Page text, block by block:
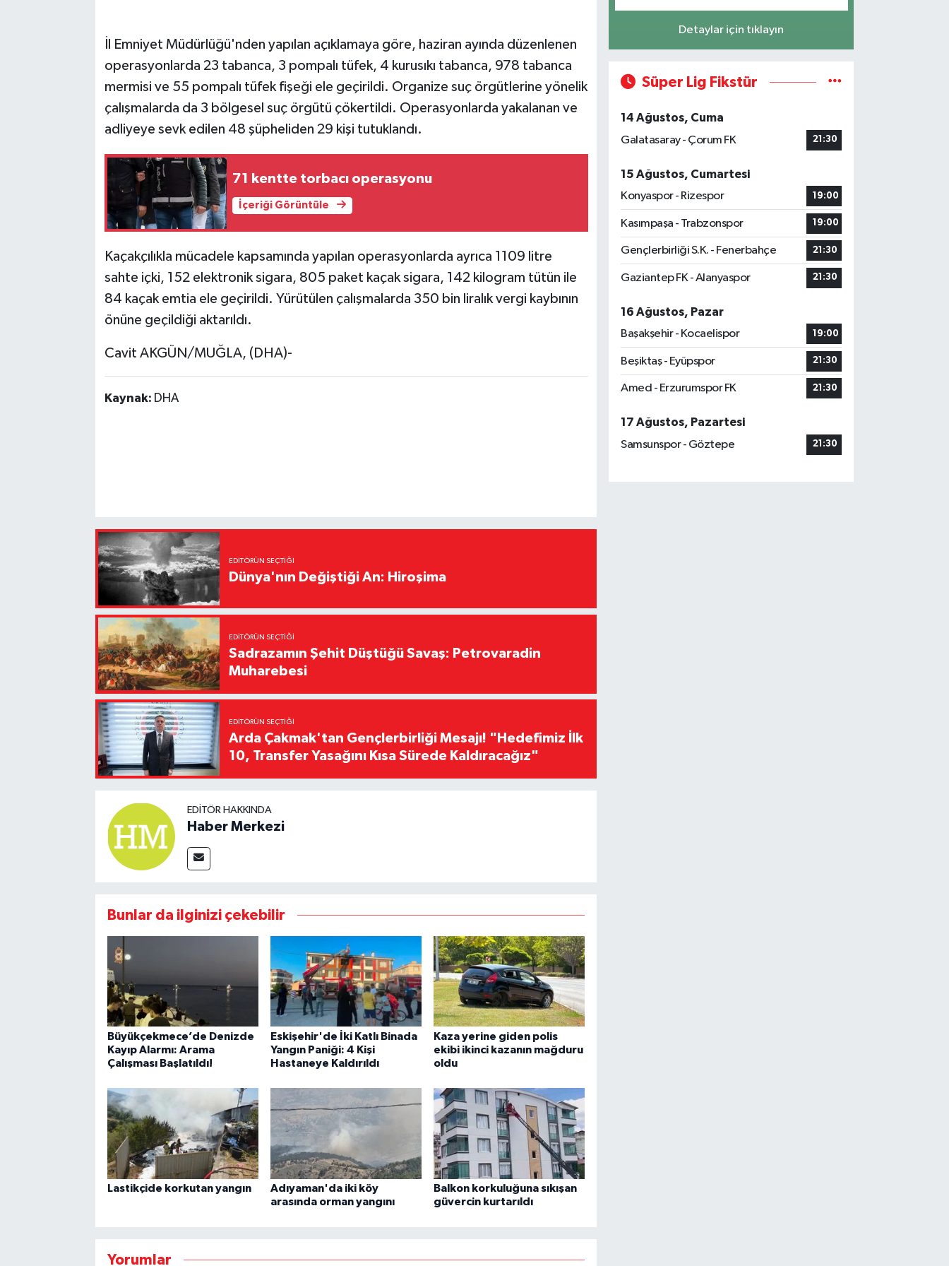
İl Emniyet Müdürlüğü'nden yapılan açıklamaya göre, haziran ayında düzenlenen
operasyonlarda 23 tabanca, 3 pompalı tüfek, 4 kurusıkı tabanca, 978 tabanca
mermisi ve 55 pompalı tüfek fişeği ele geçirildi. Organize suç örgütlerine yönelik
çalışmalarda da 3 bölgesel suç örgütü çökertildi. Operasyonlarda yakalanan ve
adliyeye sevk edilen 48 şüpheliden 29 kişi tutuklandı.
71 kentte torbacı operasyonu
İçeriği Görüntüle
Kaçakçılıkla mücadele kapsamında yapılan operasyonlarda ayrıca 1109 litre
sahte içki, 152 elektronik sigara, 805 paket kaçak sigara, 142 kilogram tütün ile
84 kaçak emtia ele geçirildi. Yürütülen çalışmalarda 350 bin liralık vergi kaybının
önüne geçildiği aktarıldı.
Cavit AKGÜN/MUĞLA, (DHA)-
Kaynak: DHA
EDITÖRÜN SEÇTIĞI
Dünya'nın Değiştiği An: Hiroşima
EDITÖRÜN SEÇTIĞI
Sadrazamın Şehit Düştüğü Savaş: Petrovaradin
Muharebesi
EDITÖRÜN SEÇTIĞI
Arda Çakmak'tan Gençlerbirliği Mesajı! "Hedefimiz İlk
10, Transfer Yasağını Kısa Sürede Kaldıracağız"
EDITÖR HAKKINDA
Haber Merkezi
Bunlar da ilginizi çekebilir
Büyükçekmece’de Denizde
Kayıp Alarmı: Arama
Çalışması Başlatıldı!
Eskişehir'de İki Katlı Binada
Yangın Paniği: 4 Kişi
Hastaneye Kaldırıldı
Kaza yerine giden polis
ekibi ikinci kazanın mağduru
oldu
Lastikçide korkutan yangın
Adıyaman'da iki köy
arasında orman yangını
Balkon korkuluğuna sıkışan
güvercin kurtarıldı
Yorumlar
Detaylar için tıklayın
Süper Lig Fikstür
14 Ağustos, Cuma
Galatasaray - Çorum FK
21:30
15 Ağustos, Cumartesi
Konyaspor - Rizespor
19:00
Kasımpaşa - Trabzonspor 19:00
Gençlerbirliği S.K. - Fenerbahçe 21:30
Gaziantep FK - Alanyaspor 21:30
16 Ağustos, Pazar
Başakşehir - Kocaelispor
19:00
Beşiktaş - Eyüpspor 21:30
Amed - Erzurumspor FK 21:30
17 Ağustos, Pazartesi
Samsunspor - Göztepe
21:30